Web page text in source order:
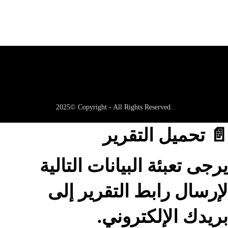
2025© Copyright - All Rights Reserved.
📄 تحميل التقرير
يرجى تعبئة البيانات التالية
لإرسال رابط التقرير إلى
بريدك الإلكتروني.